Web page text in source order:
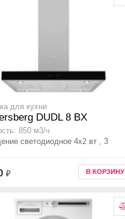
для кухни
DUDL 8 BX
850 м3/ч
светодиодное 4х2 вт , 3
₽ В КОРЗИНУ